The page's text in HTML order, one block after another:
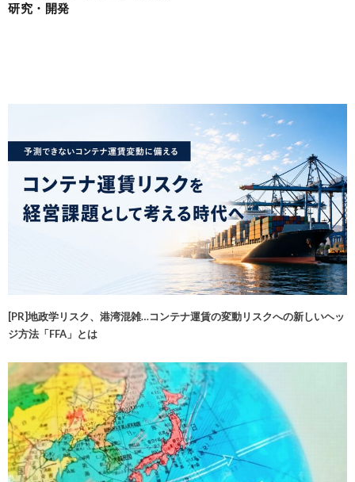
研究・開発
[PR]地政学リスク、港湾混雑…コンテナ運賃の変動リスクへの新しいヘッ
ジ方法「FFA」とは